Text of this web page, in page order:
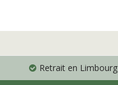
Retrait en Limbourg